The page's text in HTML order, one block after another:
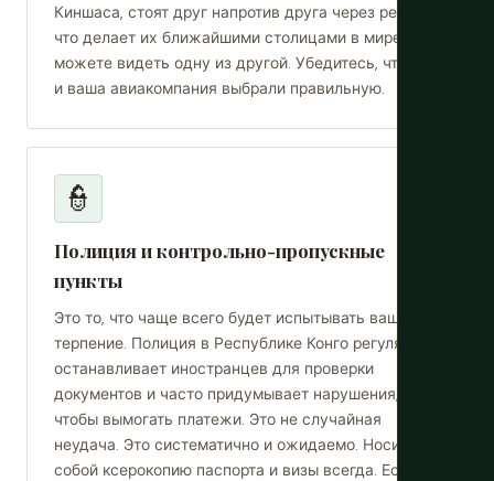
Киншаса, стоят друг напротив друга через реку,
что делает их ближайшими столицами в мире. Вы
можете видеть одну из другой. Убедитесь, что вы
и ваша авиакомпания выбрали правильную.
👮
Полиция и контрольно-пропускные
пункты
Это то, что чаще всего будет испытывать ваше
терпение. Полиция в Республике Конго регулярно
останавливает иностранцев для проверки
документов и часто придумывает нарушения,
чтобы вымогать платежи. Это не случайная
неудача. Это систематично и ожидаемо. Носите с
собой ксерокопию паспорта и визы всегда. Если